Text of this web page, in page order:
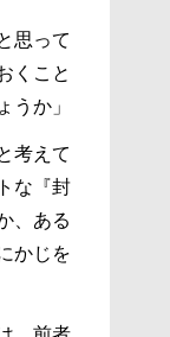
思って
くこと
うか」
考えて
な『封
、ある
かじを